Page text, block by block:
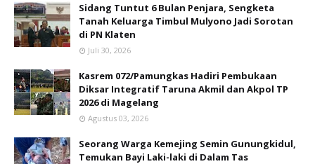
Sidang Tuntut 6 Bulan Penjara, Sengketa
Tanah Keluarga Timbul Mulyono Jadi Sorotan
di PN Klaten
Juli 30, 2026
Kasrem 072/Pamungkas Hadiri Pembukaan
Diksar Integratif Taruna Akmil dan Akpol TP
2026 di Magelang
Agustus 03, 2026
Seorang Warga Kemejing Semin Gunungkidul,
Temukan Bayi Laki-laki di Dalam Tas